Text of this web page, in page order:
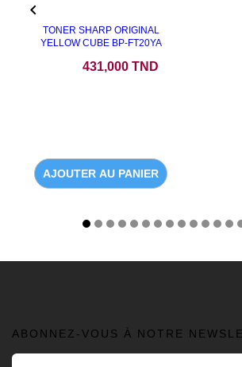
TONER SHARP ORIGINAL
YELLOW CUBE BP-FT20YA
431,000 TND
AJOUTER AU PANIER

ABONNEZ-VOUS À NOTRE